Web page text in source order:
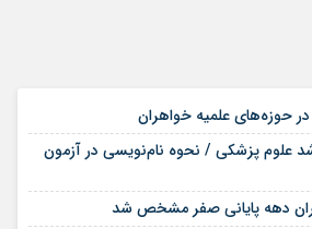
حوزه‌های علمیه خواهران
علوم پزشکی / نحوه نام‌نویسی در آزمون
دهه پایانی صفر مشخص شد